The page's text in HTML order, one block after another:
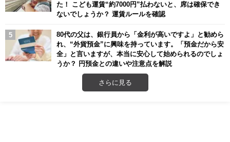
た！ こども運賃“約7000円”払わないと、席は確保でき
ないでしょうか？ 運賃ルールを確認
80代の父は、銀行員から「金利が高いですよ」と勧めら
れ、“外貨預金”に興味を持っています。「預金だから安
全」と言いますが、本当に安心して始められるのでしょ
うか？ 円預金との違いや注意点を解説
さらに見る